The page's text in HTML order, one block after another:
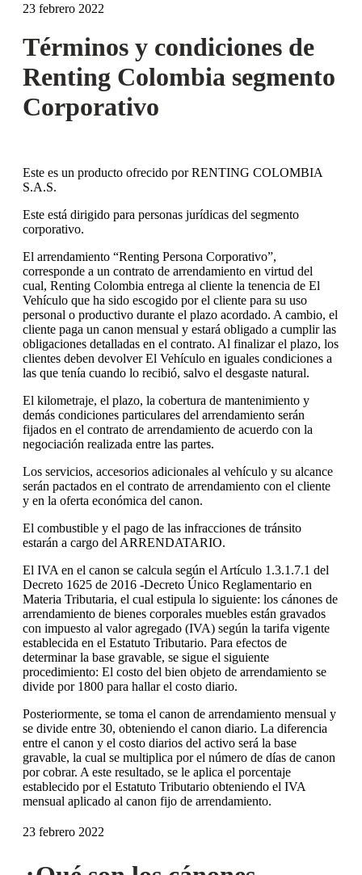
23 febrero 2022
Términos y condiciones de
Renting Colombia segmento
Corporativo
Este es un producto ofrecido por RENTING COLOMBIA
S.A.S.
Este está dirigido para personas jurídicas del segmento
corporativo.
El arrendamiento “Renting Persona Corporativo”,
corresponde a un contrato de arrendamiento en virtud del
cual, Renting Colombia entrega al cliente la tenencia de El
Vehículo que ha sido escogido por el cliente para su uso
personal o productivo durante el plazo acordado. A cambio, el
cliente paga un canon mensual y estará obligado a cumplir las
obligaciones detalladas en el contrato. Al finalizar el plazo, los
clientes deben devolver El Vehículo en iguales condiciones a
las que tenía cuando lo recibió, salvo el desgaste natural.
El kilometraje, el plazo, la cobertura de mantenimiento y
demás condiciones particulares del arrendamiento serán
fijados en el contrato de arrendamiento de acuerdo con la
negociación realizada entre las partes.
Los servicios, accesorios adicionales al vehículo y su alcance
serán pactados en el contrato de arrendamiento con el cliente
y en la oferta económica del canon.
El combustible y el pago de las infracciones de tránsito
estarán a cargo del ARRENDATARIO.
El IVA en el canon se calcula según el Artículo 1.3.1.7.1 del
Decreto 1625 de 2016 -Decreto Único Reglamentario en
Materia Tributaria, el cual estipula lo siguiente: los cánones de
arrendamiento de bienes corporales muebles están gravados
con impuesto al valor agregado (IVA) según la tarifa vigente
establecida en el Estatuto Tributario. Para efectos de
determinar la base gravable, se sigue el siguiente
procedimiento: El costo del bien objeto de arrendamiento se
divide por 1800 para hallar el costo diario.
Posteriormente, se toma el canon de arrendamiento mensual y
se divide entre 30, obteniendo el canon diario. La diferencia
entre el canon y el costo diarios del activo será la base
gravable, la cual se multiplica por el número de días de canon
por cobrar. A este resultado, se le aplica el porcentaje
establecido por el Estatuto Tributario obteniendo el IVA
mensual aplicado al canon fijo de arrendamiento.
23 febrero 2022